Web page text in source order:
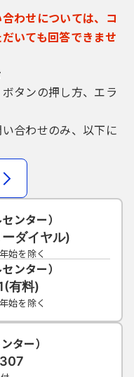
わせについては、コ
いても回答できませ
タンの押し方、エラ
合わせのみ、以下に
ンター）
ダイヤル)
始を除く
ンター）
有料)
始を除く
ター）